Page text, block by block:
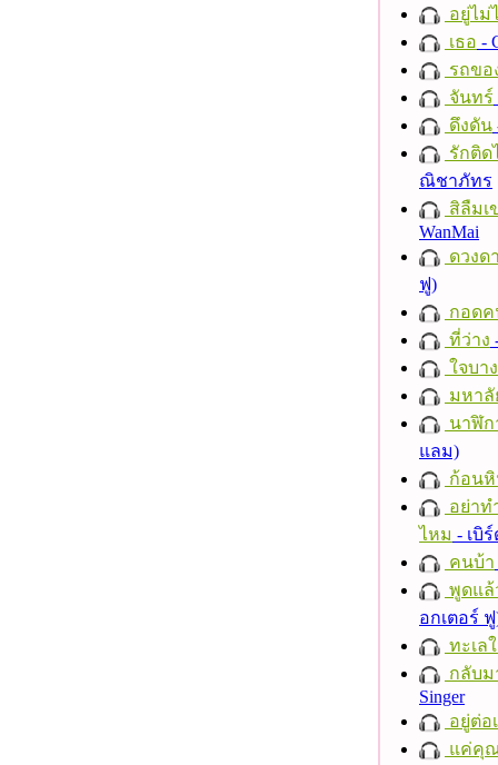
อยู่ไม่
เธอ -
รถขอ
จันทร์
ดึงดัน
รักติด
ณิชาภัทร
สิลืมเ
WanMai
ดวงด
ฟู)
กอดค
ที่ว่าง
ใจบาง
มหาลั
นาฬิก
แลม)
ก้อน
อย่าท
ไหม - เบิ
คนบ้า
พูดแล้
อกเตอร์
ทะเล
กลับม
Singer
อยู่ต่อ
แค่คุ